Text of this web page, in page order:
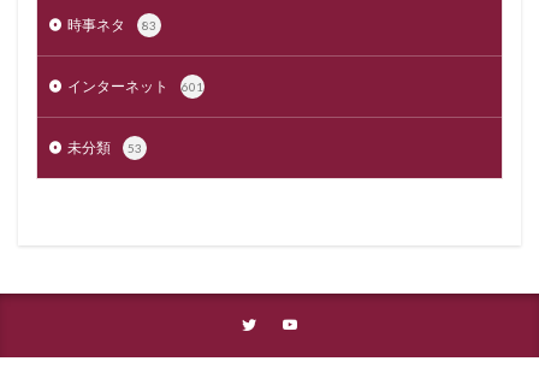
時事ネタ 83
インターネット 601
未分類 53